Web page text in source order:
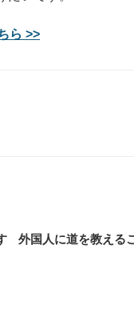
ら >>
外国人に道を教える